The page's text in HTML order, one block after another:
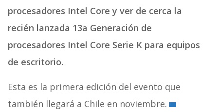
procesadores Intel Core y ver de cerca la
recién lanzada 13a Generación de
procesadores Intel Core Serie K para equipos
de escritorio.
Esta es la primera edición del evento que
también llegará a Chile en noviembre.